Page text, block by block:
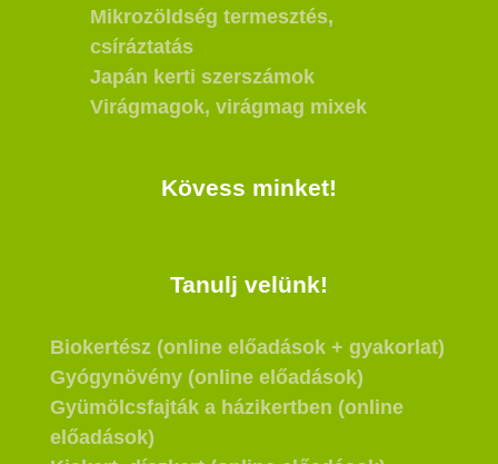
Mikrozöldség termesztés,
csíráztatás
Japán kerti szerszámok
Virágmagok, virágmag mixek
Kövess minket!
Tanulj velünk!
Biokertész (online előadások + gyakorlat)
Gyógynövény (online előadások)
Gyümölcsfajták a házikertben (online
előadások)